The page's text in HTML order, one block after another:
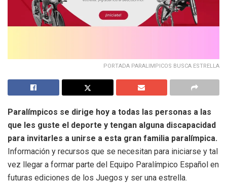
PORTADA PARALIMPICOS BUSCA ESTRELLA
Paralímpicos se dirige hoy a todas las personas a las
que les guste el deporte y tengan alguna discapacidad
para invitarles a unirse a esta gran familia paralímpica.
Información y recursos que se necesitan para iniciarse y tal
vez llegar a formar parte del Equipo Paralímpico Español en
futuras ediciones de los Juegos y ser una estrella.